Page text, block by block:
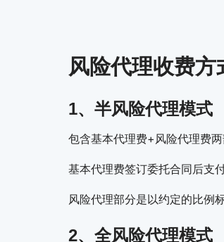
风险代理收费方
1、半风险代理模式
包含基本代理费+风险代理费两
基本代理费签订委托合同后支付
风险代理部分是以约定的比例
2、全风险代理模式